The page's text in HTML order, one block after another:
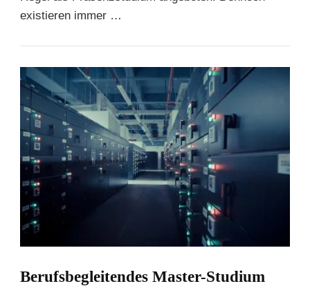
existieren immer …
Berufsbegleitendes Master-Studium